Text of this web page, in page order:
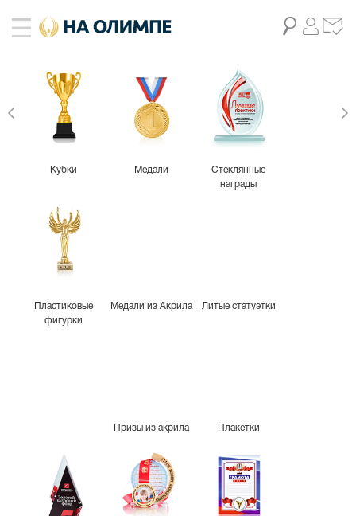
Кубки Медали
Стеклянные
награды
Пластиковые
фигурки
Медали из Акрила Литые статуэтки
Призы из акрила Плакетки